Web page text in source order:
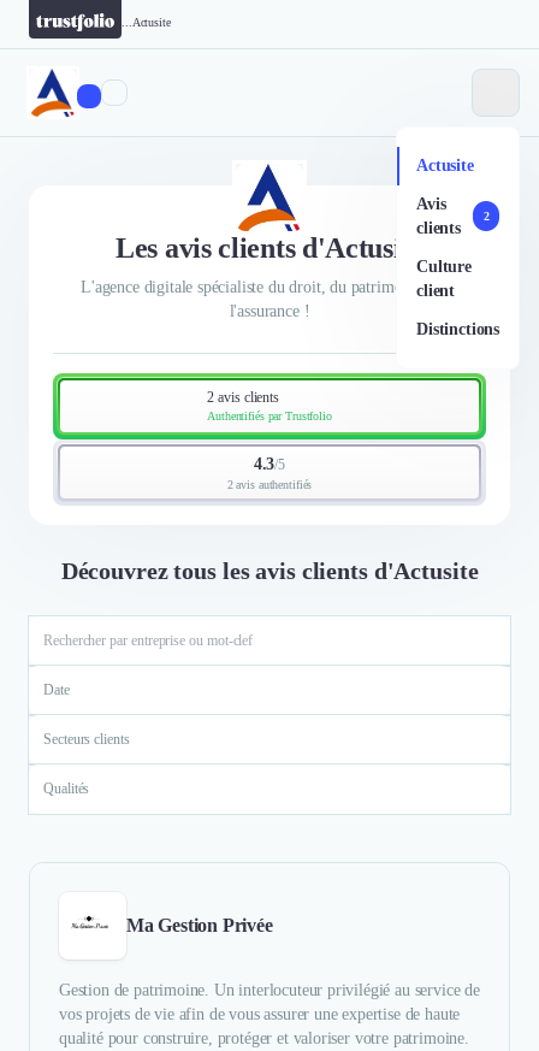
Actusite
Actusite
Avis
clients
2
Culture
client
Distinctions
Les avis clients d'Actusite
L'agence digitale spécialiste du droit, du patrimoine et de
l'assurance !
2 avis clients
Authentifiés par Trustfolio
4.3/5
2 avis authentifiés
Découvrez tous les avis clients d'Actusite
Date
Secteurs clients
Qualités
Ma Gestion Privée
Gestion de patrimoine. Un interlocuteur privilégié au service de
vos projets de vie afin de vous assurer une expertise de haute
qualité pour construire, protéger et valoriser votre patrimoine.